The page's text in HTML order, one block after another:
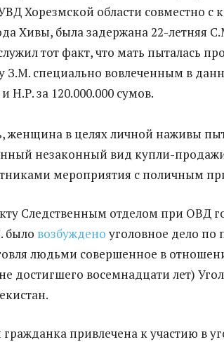
Хорезмской области совместно с
Хивы, была задержана 22-летняя
тот факт, что мать пыталась
З.М. специально вовлеченным в
Н.Р. за 120.000.000 сумов.
женщина в целях личной наживы
незаконный вид купли-
мероприятия с поличным
Следственным отделом при ОВД
было возбуждено уголовное дело по
людьми совершенное в
достигшего восемнадцати лет)
привлечена к участию в